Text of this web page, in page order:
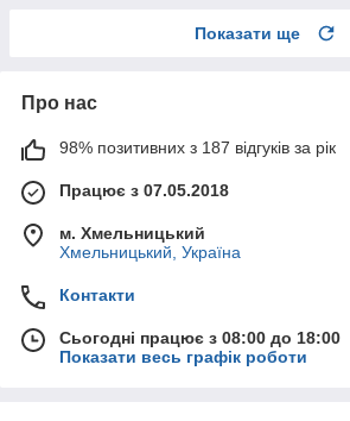
Показати ще
Про нас
98% позитивних з 187 відгуків за рік
Працює з 07.05.2018
м. Хмельницький
Хмельницький, Україна
Контакти
Сьогодні працює з 08:00 до 18:00
Показати весь графік роботи